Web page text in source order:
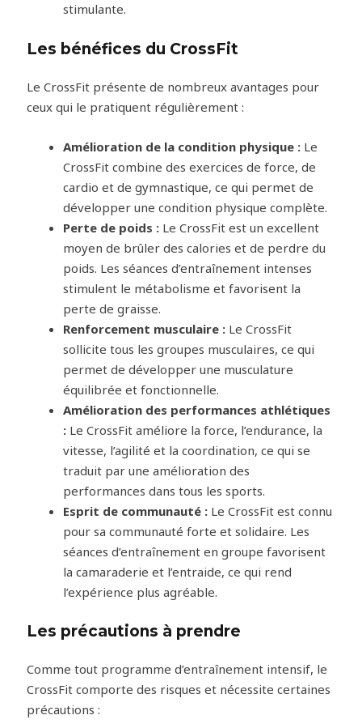
stimulante.
Les bénéfices du CrossFit
Le CrossFit présente de nombreux avantages pour
ceux qui le pratiquent régulièrement :
Amélioration de la condition physique : Le
CrossFit combine des exercices de force, de
cardio et de gymnastique, ce qui permet de
développer une condition physique complète.
Perte de poids : Le CrossFit est un excellent
moyen de brûler des calories et de perdre du
poids. Les séances d’entraînement intenses
stimulent le métabolisme et favorisent la
perte de graisse.
Renforcement musculaire : Le CrossFit
sollicite tous les groupes musculaires, ce qui
permet de développer une musculature
équilibrée et fonctionnelle.
Amélioration des performances athlétiques
: Le CrossFit améliore la force, l’endurance, la
vitesse, l’agilité et la coordination, ce qui se
traduit par une amélioration des
performances dans tous les sports.
Esprit de communauté : Le CrossFit est connu
pour sa communauté forte et solidaire. Les
séances d’entraînement en groupe favorisent
la camaraderie et l’entraide, ce qui rend
l’expérience plus agréable.
Les précautions à prendre
Comme tout programme d’entraînement intensif, le
CrossFit comporte des risques et nécessite certaines
précautions :